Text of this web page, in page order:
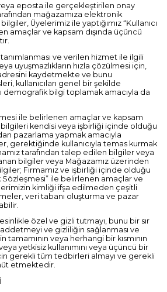
eposta ile gerçekleştirilen onay
mağazamıza elektronik
Üyelerimiz ile yaptığımız “Kullanıcı
amaçlar ve kapsam dışında üçüncü
ve verilen hizmet ile ilgili
uyuşmazlıkların hızla çözülmesi için,
kaydetmekte ve bunu
kullanıcıları genel bir şekilde
demografik bilgi toplamak amacıyla da
ile belirlenen amaçlar ve kapsam
bilgileri kendisi veya işbirliği içinde olduğu
pazarlama yapmak amacıyla
gerektiğinde kullanıcıyla temas kurmak
tarafından talep edilen bilgiler veya
bilgiler veya Mağazamız üzerinden
Firmamız ve işbirliği içinde olduğu
Sözleşmesi” ile belirlenen amaçlar ve
kimliği ifşa edilmeden çeşitli
veri tabanı oluşturma ve pazar
özel ve gizli tutmayı, bunu bir sır
ve gizliliğin sağlanması ve
tamamının veya herhangi bir kısmının
yetkisiz kullanımını veya üçüncü bir
gerekli tüm tedbirleri almayı ve gerekli
etmektedir.